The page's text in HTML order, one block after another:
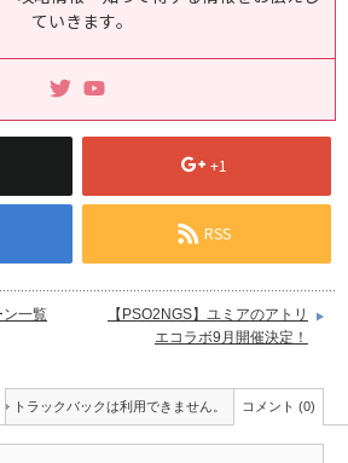
ていきます｡
+1
RSS
ン一覧
【PSO2NGS】ユミアのアトリ
エコラボ9月開催決定！
トラックバックは利用できません。 コメント (0)